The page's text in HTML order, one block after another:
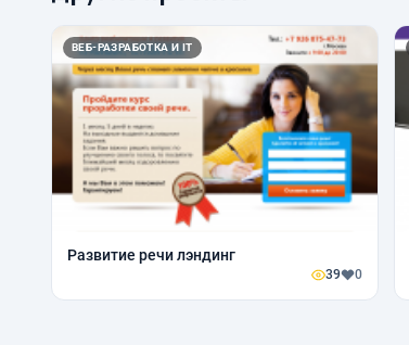
ВЕБ-РАЗРАБОТКА И IT
Развитие речи лэндинг
39 0